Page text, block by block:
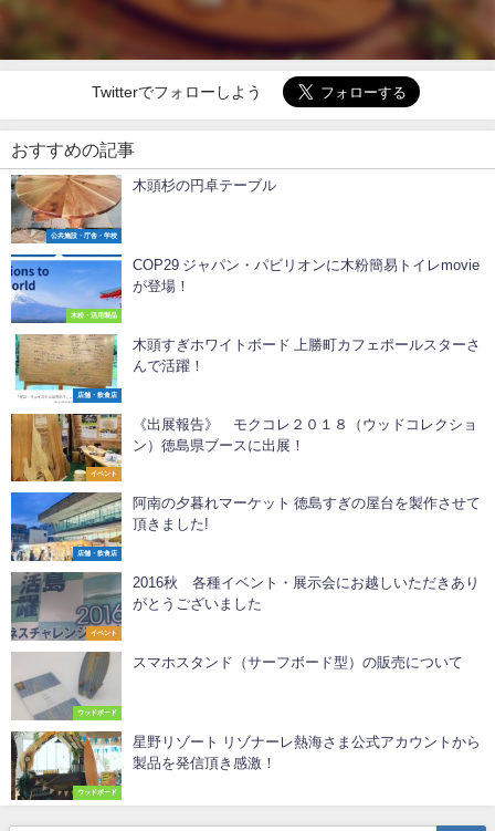
Twitterでフォローしよう
おすすめの記事
公共施設・庁舎・学校
木頭杉の円卓テーブル
木粉・活用製品
COP29 ジャパン・パビリオンに木粉簡易トイレmovie
が登場！
店舗・飲食店
木頭すぎホワイトボード 上勝町カフェポールスターさ
んで活躍！
イベント
《出展報告》 モクコレ２０１８（ウッドコレクショ
ン）徳島県ブースに出展！
店舗・飲食店
阿南の夕暮れマーケット 徳島すぎの屋台を製作させて
頂きました!
イベント
2016秋 各種イベント・展示会にお越しいただきあり
がとうございました
ウッドボード
スマホスタンド（サーフボード型）の販売について
ウッドボード
星野リゾート リゾナーレ熱海さま公式アカウントから
製品を発信頂き感激！